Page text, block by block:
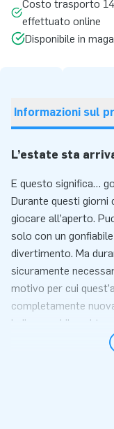
Costo trasporto
effettuato online
Disponibile in
Informazioni sul
L’estate sta
E questo significa…
Durante questi giorni
giocare all’aperto.
solo con un
divertimento. Ma
sicuramente
motivo per cui
completamente
Indispensabile nel
sono dotati di un
Piscina